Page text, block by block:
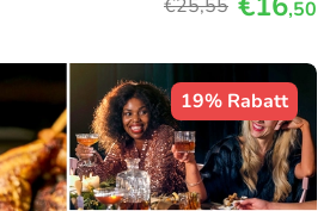
€25,55 ,50
19% Rabatt